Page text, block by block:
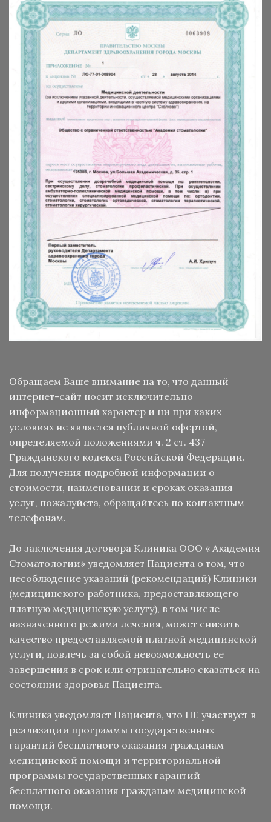
Обращаем Ваше внимание на то, что данный
интернет-сайт носит исключительно
информационный характер и ни при каких
условиях не является публичной офертой,
определяемой положениями ч. 2 ст. 437
Гражданского кодекса Российской Федерации.
Для получения подробной информации о
стоимости, наименовании и сроках оказания
услуг, пожалуйста, обращайтесь по контактным
телефонам.
До заключения договора Клиника ООО « Академия
Стоматологии» уведомляет Пациента о том, что
несоблюдение указаний (рекомендаций) Клиники
(медицинского работника, предоставляющего
платную медицинскую услугу), в том числе
назначенного режима лечения, может снизить
качество предоставляемой платной медицинской
услуги, повлечь за собой невозможность ее
завершения в срок или отрицательно сказаться на
состоянии здоровья Пациента.
Клиника уведомляет Пациента, что НЕ участвует в
реализации программы государственных
гарантий бесплатного оказания гражданам
медицинской помощи и территориальной
программы государственных гарантий
бесплатного оказания гражданам медицинской
помощи.